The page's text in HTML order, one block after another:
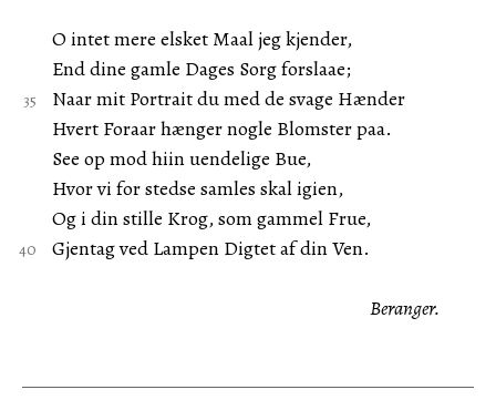
O intet mere elsket Maal jeg kjender,
End dine gamle Dages Sorg forslaae;
Naar mit Portrait du med de svage Hænder
Hvert Foraar hænger nogle Blomster paa.
See op mod hiin uendelige Bue,
Hvor vi for stedse samles skal igien,
Og i din stille Krog, som gammel Frue,
Gjentag ved Lampen Digtet af din Ven.
Beranger.